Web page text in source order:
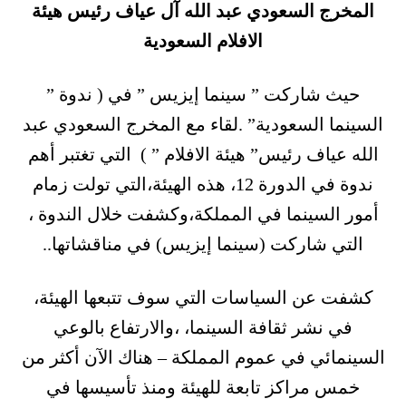
المخرج السعودي عبد الله آل عياف رئيس هيئة
الافلام السعودية
حيث شاركت ” سينما إيزيس ” في ( ندوة ”
السينما السعودية” .لقاء مع المخرج السعودي عبد
الله عياف رئيس” هيئة الافلام ” ) التي تغتبر أهم
ندوة في الدورة 12، هذه الهيئة،التي تولت زمام
أمور السينما في المملكة،وكشفت خلال الندوة ،
التي شاركت (سينما إيزيس) في مناقشاتها..
كشفت عن السياسات التي سوف تتبعها الهيئة،
في نشر ثقافة السينما، ،والارتفاع بالوعي
السينمائي في عموم المملكة – هناك الآن أكثر من
خمس مراكز تابعة للهيئة ومنذ تأسيسها في